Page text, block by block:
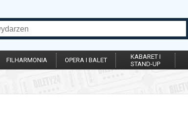
FILHARMONIA OPERA I BALET
KABARET I
STAND-UP